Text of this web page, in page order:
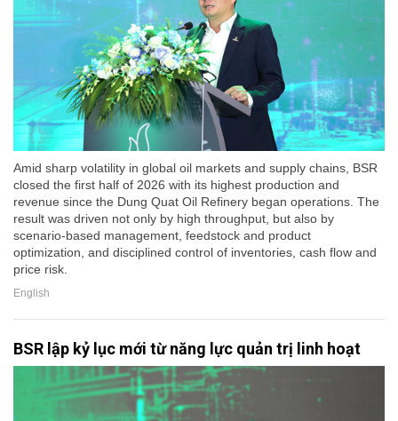
Amid sharp volatility in global oil markets and supply chains, BSR
closed the first half of 2026 with its highest production and
revenue since the Dung Quat Oil Refinery began operations. The
result was driven not only by high throughput, but also by
scenario-based management, feedstock and product
optimization, and disciplined control of inventories, cash flow and
price risk.
English
BSR lập kỷ lục mới từ năng lực quản trị linh hoạt